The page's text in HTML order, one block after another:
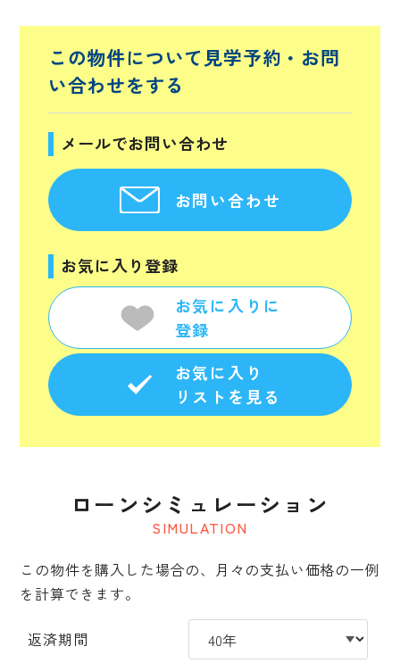
この物件について見学予約・ お問
い合わせをする
メールでお問い合わせ
お問い合わせ
お気に入り登録
お気に入りに
登録
お気に入り
リストを見る
SIMULATION
ローンシミュレーション
この物件を購入した場合の、月々の支払い価格の一例
を計算できます。
返済期間